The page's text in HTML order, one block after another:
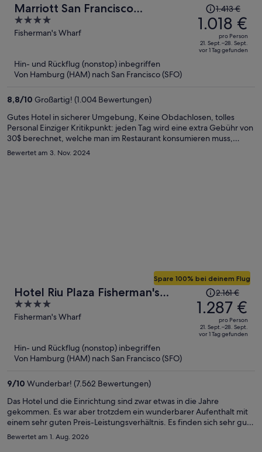
Marriott San Francisco
Fisherman's Wharf
4
out
5
Fisherman's Wharf
Der
Preis
betrug
1.413 €,
jetzt
Person
1.413 €
1.018 €
pro Person
21. Sept.–28. Sept.
vor 1 Tag gefunden
Hin- und Rückflug (nonstop) inbegriffen
Von Hamburg (HAM) nach San Francisco (SFO)
8,8/10 Großartig! (1.004 Bewertungen)
Gutes Hotel in sicherer Umgebung, Keine Obdachlosen, tolles
Personal Einziger Kritikpunkt: jeden Tag wird eine extra Gebühr von
30$ berechnet, welche man im Restaurant konsumieren muss,
leider ist das Essen im Restaurant nicht sehr wohlschmeckend. Also
Bewertet am 3. Nov. 2024
Hotel Riu Plaza Fisherman's
Wharf
4
out
Fisherman's Wharf
Spare 100% bei deinem Flug
Der
Preis
betrug
2.161 €,
jetzt
Person
2.161 €
1.287 €
pro Person
21. Sept.–28. Sept.
vor 1 Tag gefunden
Hin- und Rückflug (nonstop) inbegriffen
Von Hamburg (HAM) nach San Francisco (SFO)
9/10 Wunderbar! (7.562 Bewertungen)
Das Hotel und die Einrichtung sind zwar etwas in die Jahre
gekommen. Es war aber trotzdem ein wunderbarer Aufenthalt mit
einem sehr guten Preis-Leistungsverhältnis. Es finden sich sehr gute
Betten mit sehr guter Bettwäsche und erstklassiger Matratze,
ferner eine alte, aber wertige Einrichtung, sehr gute Handtücher,
Bewertet am 1. Aug. 2026